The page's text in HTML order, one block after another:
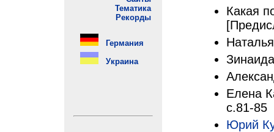
Какая
Елена
с.81-85
Юрий